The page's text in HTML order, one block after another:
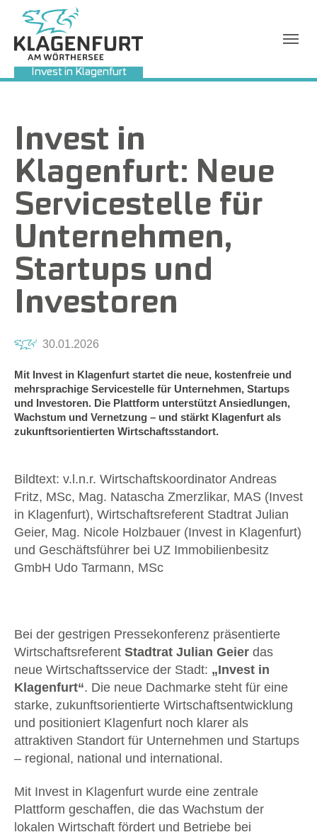
Invest in Klagenfurt
Sie sind hier:
Invest in
Klagenfurt: Neue
Servicestelle für
Unternehmen,
Startups und
Investoren
30.01.2026
Mit Invest in Klagenfurt startet die neue, kostenfreie und
mehrsprachige Servicestelle für Unternehmen, Startups
und Investoren. Die Plattform unterstützt Ansiedlungen,
Wachstum und Vernetzung – und stärkt Klagenfurt als
zukunftsorientierten Wirtschaftsstandort.
Bildtext: v.l.n.r. Wirtschaftskoordinator Andreas
Fritz, MSc, Mag. Natascha Zmerzlikar, MAS (Invest
in Klagenfurt), Wirtschaftsreferent Stadtrat Julian
Geier, Mag. Nicole Holzbauer (Invest in Klagenfurt)
und Geschäftsführer bei UZ Immobilienbesitz
GmbH Udo Tarmann, MSc
Bei der gestrigen Pressekonferenz präsentierte
Wirtschaftsreferent Stadtrat Julian Geier das
neue Wirtschaftsservice der Stadt: „Invest in
Klagenfurt“. Die neue Dachmarke steht für eine
starke, zukunftsorientierte Wirtschaftsentwicklung
und positioniert Klagenfurt noch klarer als
attraktiven Standort für Unternehmen und Startups
– regional, national und international.
Mit Invest in Klagenfurt wurde eine zentrale
Plattform geschaffen, die das Wachstum der
lokalen Wirtschaft fördert und Betriebe bei